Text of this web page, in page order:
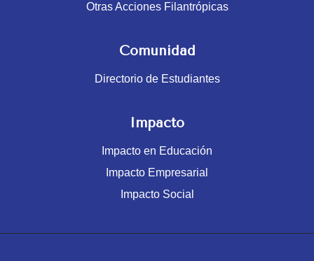
Otras Acciones Filantrópicas
Comunidad
Directorio de Estudiantes
Impacto
Impacto en Educación
Impacto Empresarial
Impacto Social